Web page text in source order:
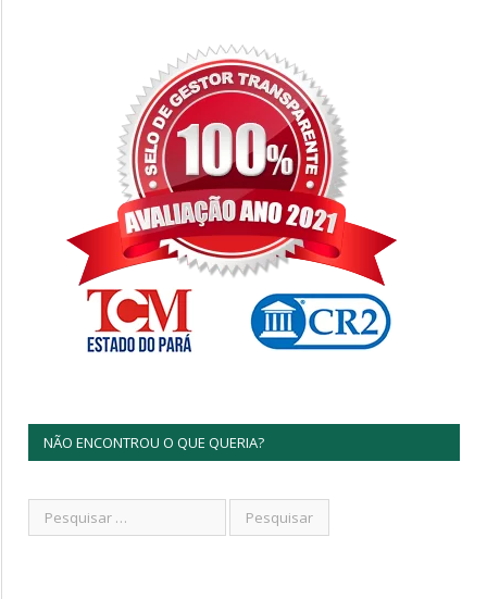
NÃO ENCONTROU O QUE QUERIA?